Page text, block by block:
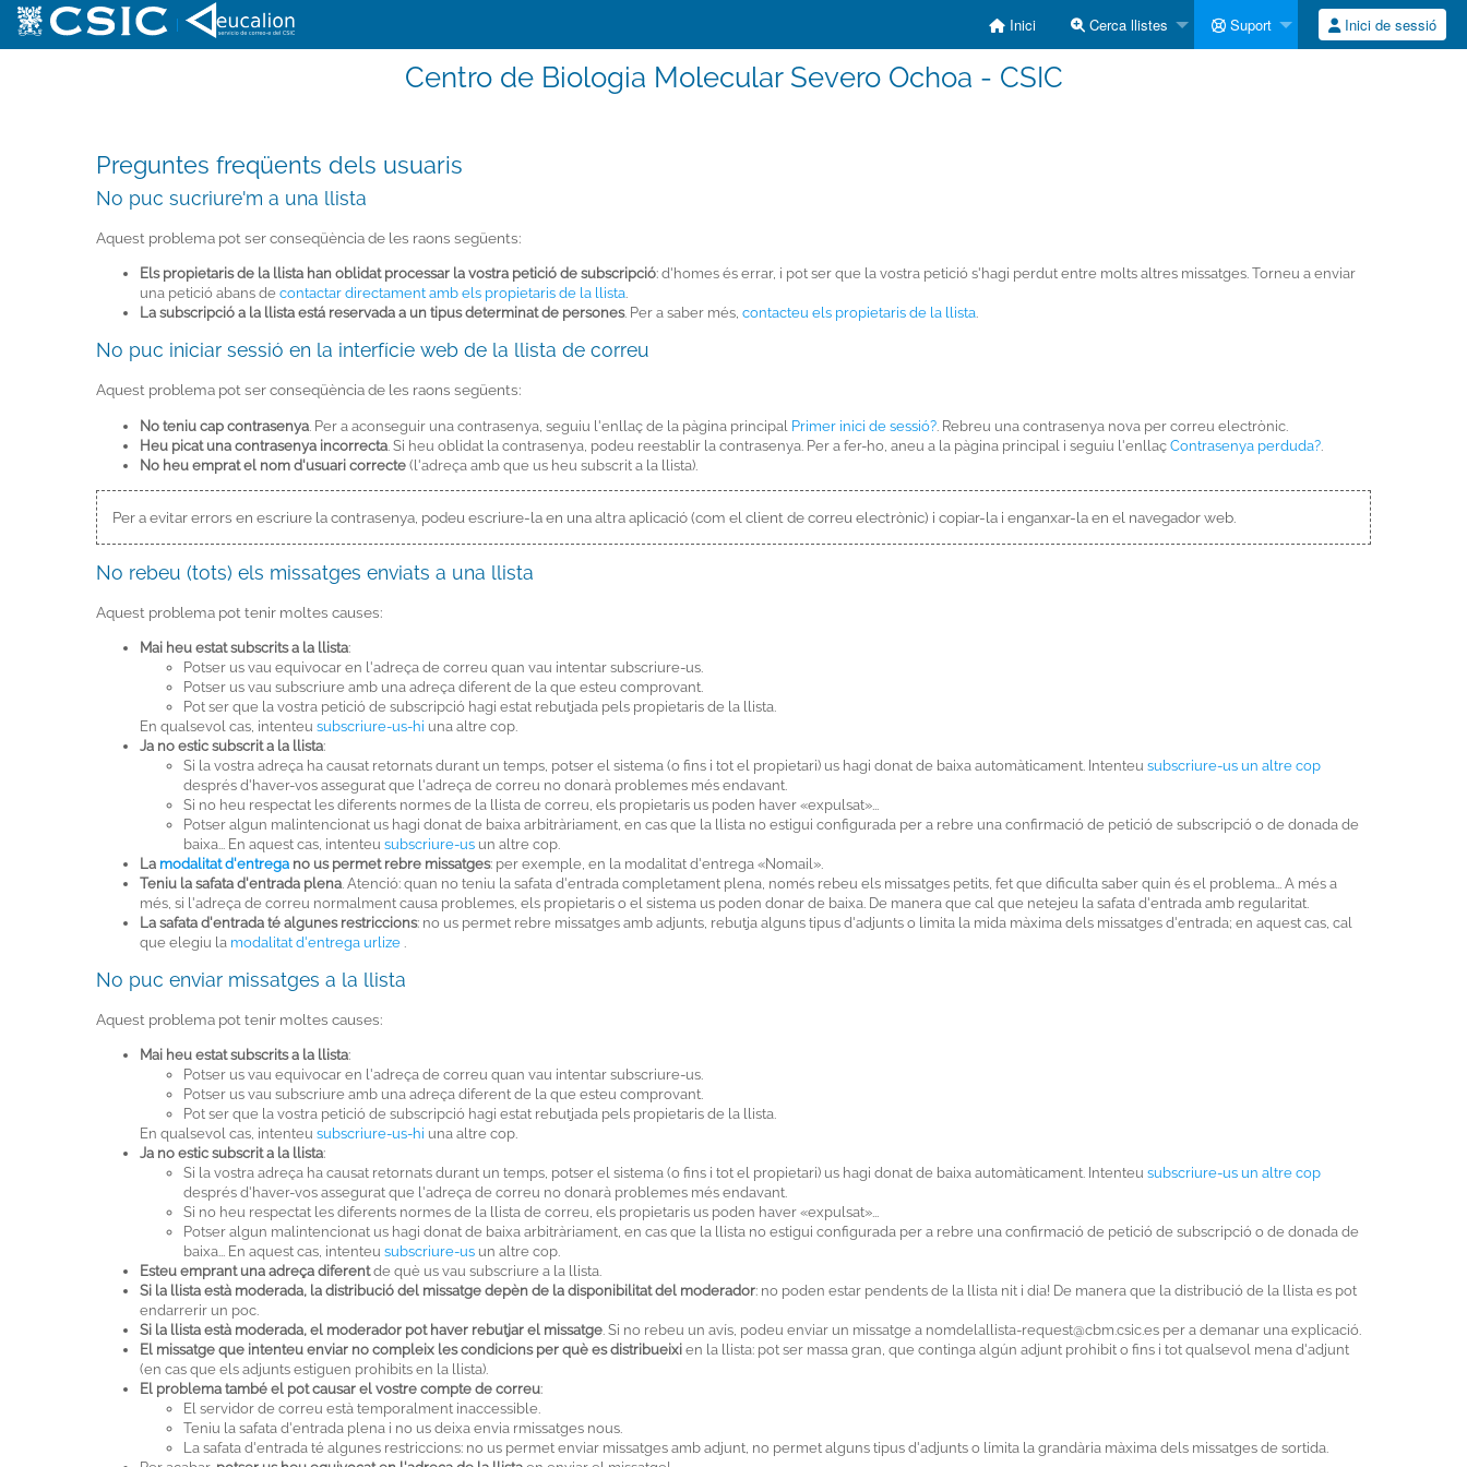
Inici Cerca llistes Suport Inici de sessió
Centro de Biologia Molecular Severo Ochoa - CSIC
Preguntes freqüents dels usuaris
No puc sucriure'm a una llista
Aquest problema pot ser conseqüència de les raons següents:
Els propietaris de la llista han oblidat processar la vostra petició de subscripció: d'homes és errar, i pot ser que la vostra petició s'hagi perdut entre molts altres missatges. Torneu a enviar
una petició abans de contactar directament amb els propietaris de la llista.
La subscripció a la llista está reservada a un tipus determinat de persones. Per a saber més, contacteu els propietaris de la llista.
No puc iniciar sessió en la interfície web de la llista de correu
Aquest problema pot ser conseqüència de les raons següents:
No teniu cap contrasenya . Per a aconseguir una contrasenya, seguiu l'enllaç de la pàgina principal Primer inici de sessió? . Rebreu una contrasenya nova per correu electrònic.
Heu picat una contrasenya incorrecta . Si heu oblidat la contrasenya, podeu reestablir la contrasenya. Per a fer-ho, aneu a la pàgina principal i seguiu l'enllaç Contrasenya perduda?
No heu emprat el nom d'usuari correcte (l'adreça amb que us heu subscrit a la llista).
Per a evitar errors en escriure la contrasenya, podeu escriure-la en una altra aplicació (com el client de correu electrònic) i copiar-la i enganxar-la en el navegador web.
No rebeu (tots) els missatges enviats a una llista
Aquest problema pot tenir moltes causes:
Mai heu estat subscrits a la llista:
Potser us vau equivocar en l'adreça de correu quan vau intentar subscriure-us.
Potser us vau subscriure amb una adreça diferent de la que esteu comprovant.
Pot ser que la vostra petició de subscripció hagi estat rebutjada pels propietaris de la llista.
En qualsevol cas, intenteu subscriure-us-hi una altre cop.
Ja no estic subscrit a la llista:
Si la vostra adreça ha causat retornats durant un temps, potser el sistema (o fins i tot el propietari) us hagi donat de baixa automàticament. Intenteu subscriure-us un altre cop
després d'haver-vos assegurat que l'adreça de correu no donarà problemes més endavant.
Si no heu respectat les diferents normes de la llista de correu, els propietaris us poden haver «expulsat»...
Potser algun malintencionat us hagi donat de baixa arbitràriament, en cas que la llista no estigui configurada per a rebre una confirmació de petició de subscripció o de donada de
baixa... En aquest cas, intenteu subscriure-us un altre cop.
La modalitat d'entrega no us permet rebre missatges: per exemple, en la modalitat d'entrega «Nomail».
Teniu la safata d'entrada plena. Atenció: quan no teniu la safata d'entrada completament plena, només rebeu els missatges petits, fet que dificulta saber quin és el problema... A més a
més, si l'adreça de correu normalment causa problemes, els propietaris o el sistema us poden donar de baixa. De manera que cal que netejeu la safata d'entrada amb regularitat.
La safata d'entrada té algunes restriccions: no us permet rebre missatges amb adjunts, rebutja alguns tipus d'adjunts o limita la mida màxima dels missatges d'entrada; en aquest cas, cal
que elegiu la modalitat d'entrega urlize .
No puc enviar missatges a la llista
Aquest problema pot tenir moltes causes:
Mai heu estat subscrits a la llista:
Potser us vau equivocar en l'adreça de correu quan vau intentar subscriure-us.
Potser us vau subscriure amb una adreça diferent de la que esteu comprovant.
Pot ser que la vostra petició de subscripció hagi estat rebutjada pels propietaris de la llista.
En qualsevol cas, intenteu subscriure-us-hi una altre cop.
Ja no estic subscrit a la llista:
Si la vostra adreça ha causat retornats durant un temps, potser el sistema (o fins i tot el propietari) us hagi donat de baixa automàticament. Intenteu subscriure-us un altre cop
després d'haver-vos assegurat que l'adreça de correu no donarà problemes més endavant.
Si no heu respectat les diferents normes de la llista de correu, els propietaris us poden haver «expulsat»...
Potser algun malintencionat us hagi donat de baixa arbitràriament, en cas que la llista no estigui configurada per a rebre una confirmació de petició de subscripció o de donada de
baixa... En aquest cas, intenteu subscriure-us un altre cop.
Esteu emprant una adreça diferentde què us vau subscriure a la llista.
Si la llista està moderada, la distribució del missatge depèn de la disponibilitat del moderador: no poden estar pendents de la llista nit i dia! De manera que la distribució de la llista es pot
endarrerir un poc.
Si la llista està moderada, el moderador pot haver rebutjar el missatge. Si no rebeu un avís, podeu enviar un missatge a nomdelallista-request@cbm.csic.es per a demanar una explicació.
El missatge que intenteu enviar no compleix les condicions per què es distribueixi en la llista: pot ser massa gran, que continga algún adjunt prohibit o fins i tot qualsevol mena d'adjunt
(en cas que els adjunts estiguen prohibits en la llista).
El problema també el pot causar el vostre compte de correu:
El servidor de correu està temporalment inaccessible.
Teniu la safata d'entrada plena i no us deixa envia rmissatges nous.
La safata d'entrada té algunes restriccions: no us permet enviar missatges amb adjunt, no permet alguns tipus d'adjunts o límita la grandària màxima dels missatges de sortida.